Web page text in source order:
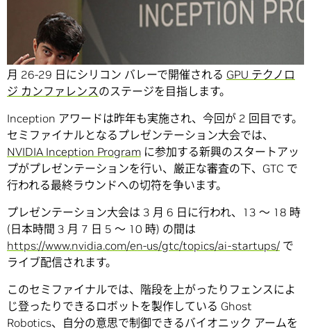
12 社の AI スタートアップが、高額賞金の獲得を懸けて、3
月 26-29 日にシリコン バレーで開催される GPU テクノロ
ジ カンファレンスのステージを目指します。
Inception アワードは昨年も実施され、今回が 2 回目です。
セミファイナルとなるプレゼンテーション大会では、
NVIDIA Inception Program に参加する新興のスタートアッ
プがプレゼンテーションを行い、厳正な審査の下、GTC で
行われる最終ラウンドへの切符を争います。
プレゼンテーション大会は 3 月 6 日に行われ、13 ～ 18 時
(日本時間 3 月 7 日 5 ～ 10 時) の間は
https://www.nvidia.com/en-us/gtc/topics/ai-startups/ で
ライブ配信されます。
このセミファイナルでは、階段を上がったりフェンスによ
じ登ったりできるロボットを製作している Ghost
Robotics、自分の意思で制御できるバイオニック アームを